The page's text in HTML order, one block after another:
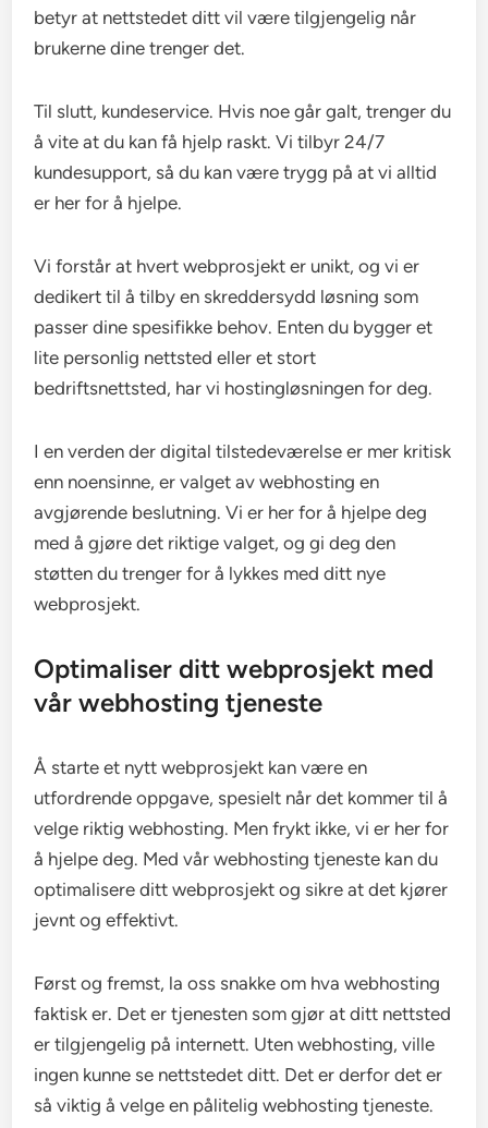
betyr at nettstedet ditt vil være tilgjengelig når
brukerne dine trenger det.
Til slutt, kundeservice. Hvis noe går galt, trenger du
å vite at du kan få hjelp raskt. Vi tilbyr 24/7
kundesupport, så du kan være trygg på at vi alltid
er her for å hjelpe.
Vi forstår at hvert webprosjekt er unikt, og vi er
dedikert til å tilby en skreddersydd løsning som
passer dine spesifikke behov. Enten du bygger et
lite personlig nettsted eller et stort
bedriftsnettsted, har vi hostingløsningen for deg.
I en verden der digital tilstedeværelse er mer kritisk
enn noensinne, er valget av webhosting en
avgjørende beslutning. Vi er her for å hjelpe deg
med å gjøre det riktige valget, og gi deg den
støtten du trenger for å lykkes med ditt nye
webprosjekt.
Optimaliser ditt webprosjekt med
vår webhosting tjeneste
Å starte et nytt webprosjekt kan være en
utfordrende oppgave, spesielt når det kommer til å
velge riktig webhosting. Men frykt ikke, vi er her for
å hjelpe deg. Med vår webhosting tjeneste kan du
optimalisere ditt webprosjekt og sikre at det kjører
jevnt og effektivt.
Først og fremst, la oss snakke om hva webhosting
faktisk er. Det er tjenesten som gjør at ditt nettsted
er tilgjengelig på internett. Uten webhosting, ville
ingen kunne se nettstedet ditt. Det er derfor det er
så viktig å velge en pålitelig webhosting tjeneste.